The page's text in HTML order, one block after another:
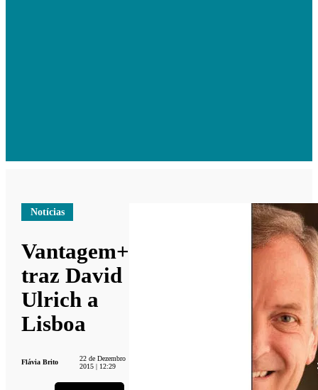
Notícias
Vantagem+
traz David
Ulrich a
Lisboa
Flávia Brito
22 de Dezembro
2015 | 12:29